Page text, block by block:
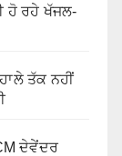
ਹੋ ਰਹੇ ਖੱਜਲ-
ਤੱਕ ਨਹੀਂ
ਦੇਵੇਂਦਰ